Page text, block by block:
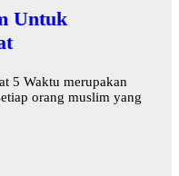
Untuk
5 Waktu merupakan
orang muslim yang